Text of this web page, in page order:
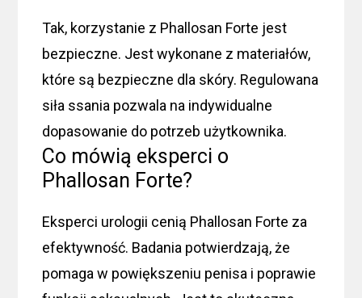
Tak, korzystanie z Phallosan Forte jest
bezpieczne. Jest wykonane z materiałów,
które są bezpieczne dla skóry. Regulowana
siła ssania pozwala na indywidualne
dopasowanie do potrzeb użytkownika.
Co mówią eksperci o
Phallosan Forte?
Eksperci urologii cenią Phallosan Forte za
efektywność. Badania potwierdzają, że
pomaga w powiększeniu penisa i poprawie